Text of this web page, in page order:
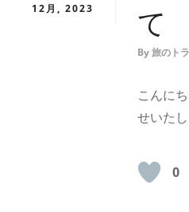
12月, 2023
て
By 旅のト
こんに
せいたし
0